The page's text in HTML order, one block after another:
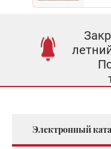
Электронный